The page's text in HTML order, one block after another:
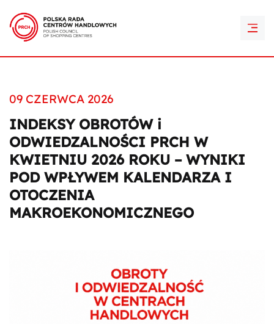
09 CZERWCA 2026
INDEKSY OBROTÓW i
ODWIEDZALNOŚCI PRCH W
KWIETNIU 2026 ROKU – WYNIKI
POD WPŁYWEM KALENDARZA I
OTOCZENIA
MAKROEKONOMICZNEGO